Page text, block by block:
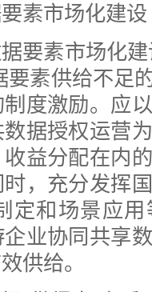
素市场化建设
素市场化建
要素供给不足
度激励。应
据授权运营
益分配在内
，充分发挥
定和场景应
业协同共享
供给。